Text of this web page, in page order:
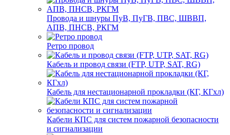
Провода и шнуры ПуВ, ПуГВ, ПВС, ШВВП,
АПВ, ПНСВ, РКГМ
Ретро провод
Кабель и провод связи (FTP, UTP, SAT, RG)
Кабель для нестационарной прокладки (КГ, КГхл)
Кабели КПС для систем пожарной безопасности
и сигнализации